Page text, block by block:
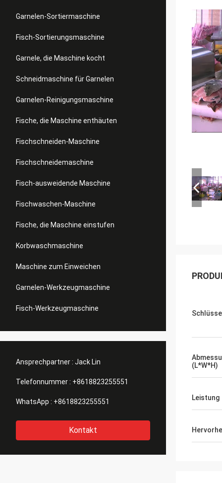
Garnelen-Sortiermaschine
Fisch-Sortierungsmaschine
Garnele, die Maschine kocht
Schneidmaschine für Garnelen
Garnelen-Reinigungsmaschine
Fische, die Maschine enthäuten
Fischschneiden-Maschine
Fischschneidemaschine
Fisch-ausweidende Maschine
Fischwaschen-Maschine
Fische, die Maschine einstufen
Korbwaschmaschine
Maschine zum Einweichen
Garnelen-Werkzeugmaschine
Fisch-Werkzeugmaschine
Ansprechpartner : Jack Lin
Telefonnummer : +8618823255551
WhatsApp : +8618823255551
Kontakt
(L*W*H)
Leistung